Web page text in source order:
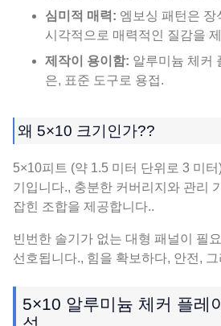
심미적 매력: 엠보싱 패턴은
시각적으로 매력적인 질감을
제작이 용이함: 알루미늄 체커
은, 표준 도구로 용접.
왜 5×10 크기인가??
5×10피트 (약 1.5 미터 단위로 3 미
기입니다., 충분한 커버리지와 관리
잡힌 조합을 제공합니다..
빈번한 솔기가 없는 대형 패널이 필
선호됩니다., 힘을 확보하다, 안전,
5×10 알루미늄 체커 플레